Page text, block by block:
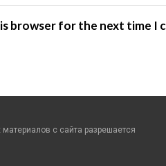
browser for the next time I
с сайта разрешается